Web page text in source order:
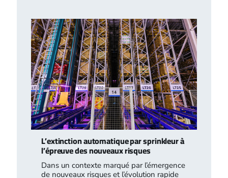
L’extinction automatique par sprinkleur à
l’épreuve des nouveaux risques
Dans un contexte marqué par l’émergence
de nouveaux risques et l’évolution rapide